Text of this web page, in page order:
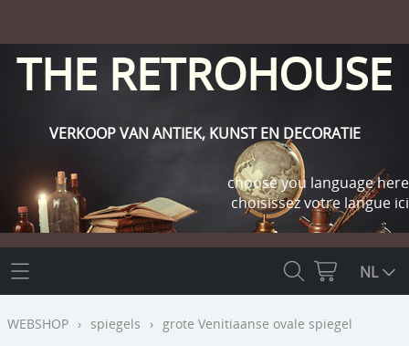
THE RETROHOUSE
VERKOOP VAN ANTIEK, KUNST EN DECORATIE
choose you language here
choisissez votre langue ici
THE RETROHOUSE
WEBSHOP
NL
WEBSHOP › spiegels › grote Venitiaanse ovale spiegel